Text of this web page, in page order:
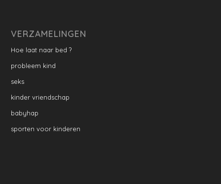
VERZAMELINGEN
Hoe laat naar bed ?
probleem kind
seks
kinder vriendschap
babyhap
sporten voor kinderen